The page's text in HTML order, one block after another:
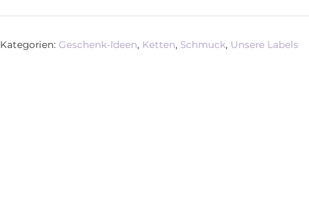
Kategorien:Geschenk-Ideen, Ketten, Schmuck, Unsere Labels